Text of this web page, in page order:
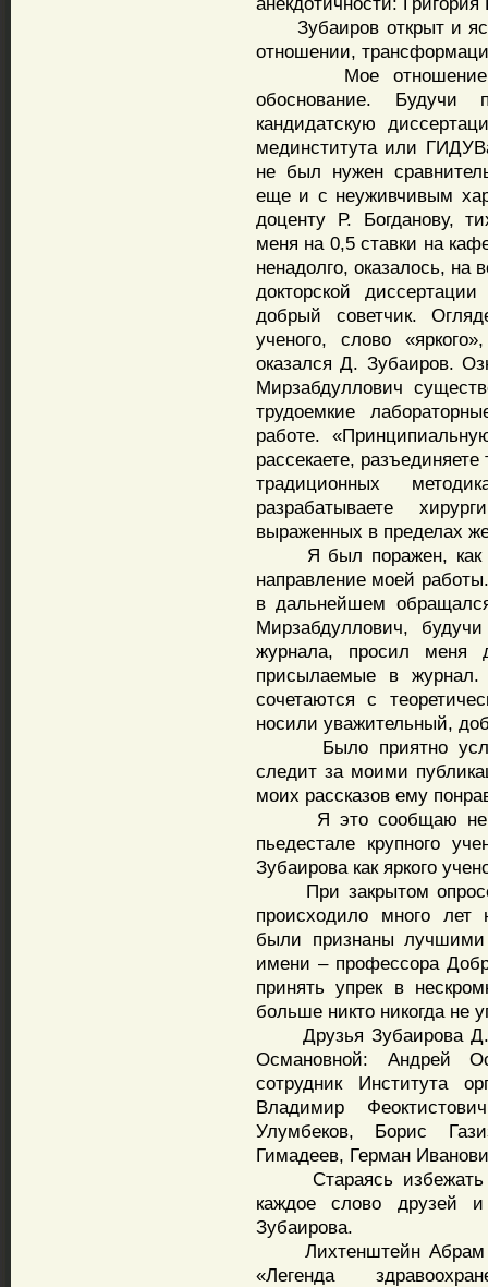
Зубаиров открыт и
отношении,
Мое отношение к
обоснование. Будучи
кандидатскую
мединститута или
не был нужен
еще и с неуживчивым
доценту Р. Богданову,
меня на 0,5 ставки на
ненадолго, оказалось,
докторской
добрый советчик.
ученого, слово
оказался Д. Зубаиров.
Мирзабдуллович
трудоемкие
работе.
рассекаете,
традиционных
разрабатываете
выраженных в пределах
Я был поражен, как
направление моей
в дальнейшем
Мирзабдуллович, будучи
журнала, просил меня
присылаемые в журнал.
сочетаются с
носили уважительный,
Было приятно
следит за моими
моих рассказов ему
Я это сообщаю не из
пьедестале крупного
Зубаирова как яркого
При закрытом опросе
происходило много лет
были признаны
имени – профессора
принять упрек в
больше никто никогда не
Друзья Зубаирова
Османовной: Андрей
сотрудник Института
Владимир
Улумбеков, Борис
Гимадеев, Герман
Стараясь избежать
каждое слово друзей
Зубаирова.
Лихтенштейн Абрам
«Легенда